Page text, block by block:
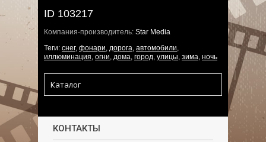
ID 103217
Компания-производитель: Star Media
Теги: снег, фонари дорога автомобили
иллюминация огни дома город улицы зима ночь
Каталог
КОНТАКТЫ